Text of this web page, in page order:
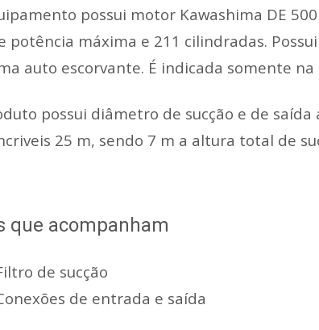
possui motor Kawashima DE
potência máxima e 211 cilindradas.
auto escorvante. É indicada somente
possui diâmetro de sucção e de
25 m, sendo 7 m a altura total de
que acompanham
de sucção
de entrada e saída